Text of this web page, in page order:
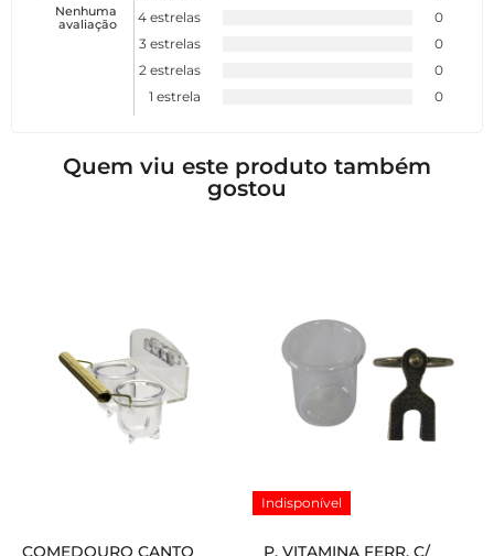
Nenhuma
avaliação
4 estrelas
0
3 estrelas
0
2 estrelas
0
1 estrela
0
Quem viu este produto também
gostou
COMEDOURO CANTO
P. VITAMINA FERR. C/
Indisponível